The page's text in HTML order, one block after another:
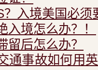
？入境美国必须
入境怎么办？！
留后怎么办？
通事故如何用